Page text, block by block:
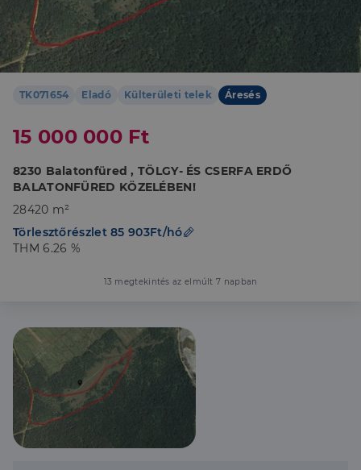
TK071654 Eladó Külterületi telek Áresés
15 000 000 Ft
8230 Balatonfüred , TÖLGY- ÉS CSERFA ERDŐ
BALATONFÜRED KÖZELÉBEN!
28420 m²
Törlesztőrészlet 85 903Ft/hó
THM 6.26 %
13 megtekintés az elmúlt 7 napban